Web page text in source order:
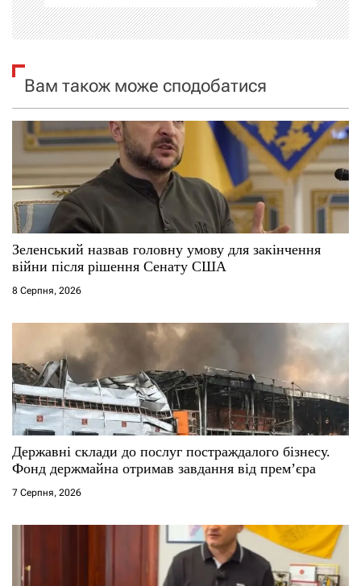
ц
і
я
з
п
и
с
і
в
Вам також може сподобатися
Зеленський назвав головну умову для закінчення
війни після рішення Сенату США
8 Серпня, 2026
Державні склади до послуг постраждалого бізнесу.
Фонд держмайна отримав завдання від прем’єра
7 Серпня, 2026